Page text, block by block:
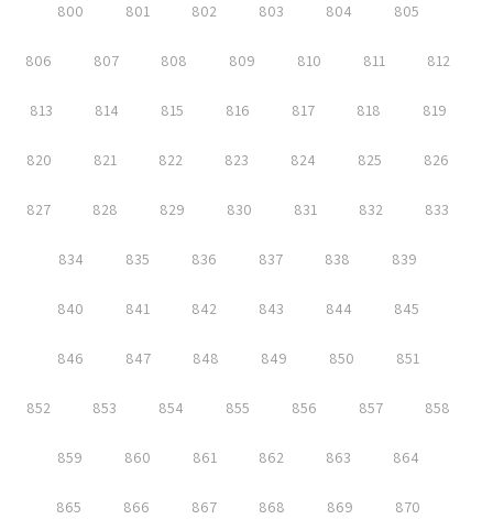
800 801 802 803 804 805
806 807 808 809 810 811 812
813 814 815 816 817 818 819
820 821 822 823 824 825 826
827 828 829 830 831 832 833
834 835 836 837 838 839
840 841 842 843 844 845
846 847 848 849 850 851
852 853 854 855 856 857 858
859 860 861 862 863 864
865 866 867 868 869 870